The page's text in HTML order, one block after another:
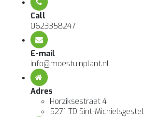
Call
0623358247
E-mail
info@moestuinplant.nl
Adres
Horziksestraat 4
5271 TD Sint-Michielsgestel